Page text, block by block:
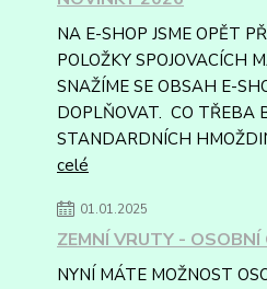
NA E-SHOP JSME OPĚT
POLOŽKY SPOJOVACÍCH
SNAŽÍME SE OBSAH E-
DOPLŇOVAT. CO TŘEBA
STANDARDNÍCH
celé
01.01.2025
ZEMNÍ VRUTY - OSOBNÍ
NYNÍ MÁTE MOŽNOST